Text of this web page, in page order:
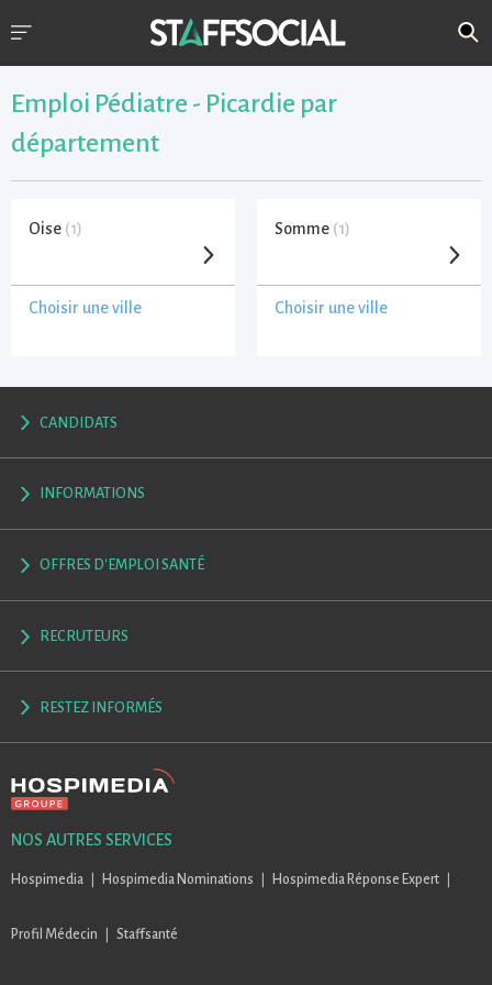
Emploi Pédiatre - Picardie par
département
Oise (1)
Choisir une ville
Somme (1)
Choisir une ville
CANDIDATS
INFORMATIONS
OFFRES D'EMPLOI SANTÉ
RECRUTEURS
RESTEZ INFORMÉS
NOS AUTRES SERVICES
Hospimedia Hospimedia Nominations Hospimedia Réponse Expert
Profil Médecin Staffsanté